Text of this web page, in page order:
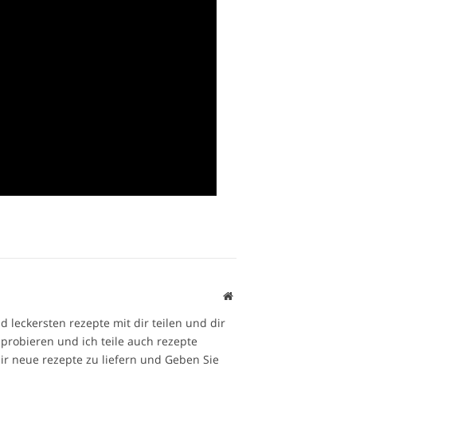
Website
leckersten rezepte mit dir teilen und dir
und ich teile auch rezepte
neue rezepte zu liefern und Geben Sie